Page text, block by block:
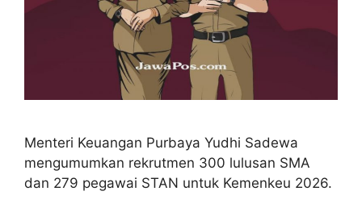
Menteri Keuangan Purbaya Yudhi Sadewa
mengumumkan rekrutmen 300 lulusan SMA
dan 279 pegawai STAN untuk Kemenkeu 2026.